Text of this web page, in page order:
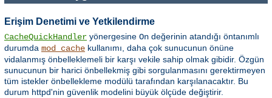
Erişim Denetimi ve Yetkilendirme
CacheQuickHandler yönergesine On değerinin atandığı öntanımlı
durumda mod_cache kullanımı, daha çok sunucunun önüne
vidalanmış önbelleklemeli bir karşı vekile sahip olmak gibidir. Özgün
sunucunun bir harici önbellekmiş gibi sorgulanmasını gerektirmeyen
tüm istekler önbellekleme modülü tarafından karşılanacaktır. Bu
durum httpd'nin güvenlik modelini büyük ölçüde değiştirir.